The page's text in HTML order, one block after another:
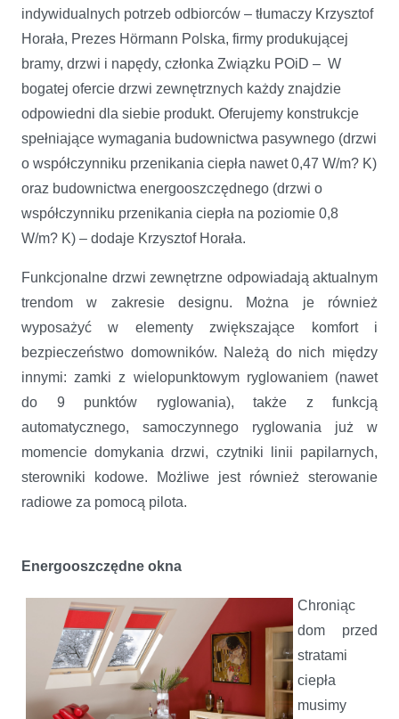
indywidualnych potrzeb odbiorców – tłumaczy Krzysztof
Horała, Prezes Hörmann Polska, firmy produkującej
bramy, drzwi i napędy, członka Związku POiD – W
bogatej ofercie drzwi zewnętrznych każdy znajdzie
odpowiedni dla siebie produkt. Oferujemy konstrukcje
spełniające wymagania budownictwa pasywnego (drzwi
o współczynniku przenikania ciepła nawet 0,47 W/m? K)
oraz budownictwa energooszczędnego (drzwi o
współczynniku przenikania ciepła na poziomie 0,8
W/m? K) – dodaje Krzysztof Horała.
Funkcjonalne drzwi zewnętrzne odpowiadają aktualnym
trendom w zakresie designu. Można je również
wyposażyć w elementy zwiększające komfort i
bezpieczeństwo domowników. Należą do nich między
innymi: zamki z wielopunktowym ryglowaniem (nawet
do 9 punktów ryglowania), także z funkcją
automatycznego, samoczynnego ryglowania już w
momencie domykania drzwi, czytniki linii papilarnych,
sterowniki kodowe. Możliwe jest również sterowanie
radiowe za pomocą pilota.
Energooszczędne okna
Chroniąc
dom przed
stratami
ciepła
musimy